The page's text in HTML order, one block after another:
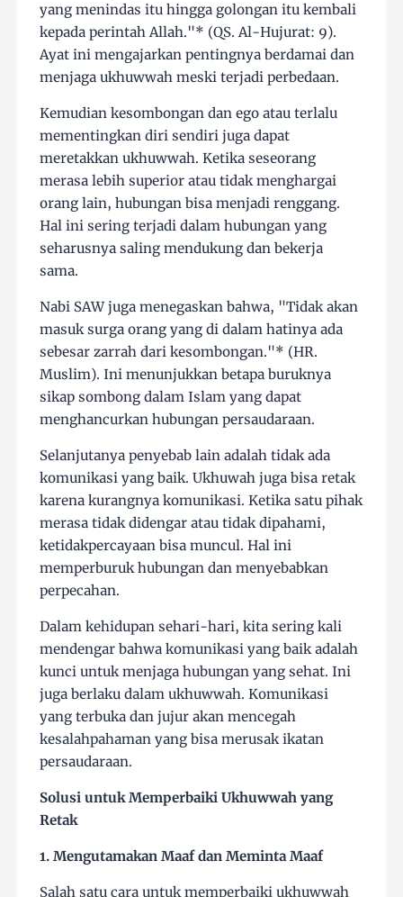
yang menindas itu hingga golongan itu kembali
kepada perintah Allah."* (QS. Al-Hujurat: 9).
Ayat ini mengajarkan pentingnya berdamai dan
menjaga ukhuwwah meski terjadi perbedaan.
Kemudian kesombongan dan ego atau terlalu
mementingkan diri sendiri juga dapat
meretakkan ukhuwwah. Ketika seseorang
merasa lebih superior atau tidak menghargai
orang lain, hubungan bisa menjadi renggang.
Hal ini sering terjadi dalam hubungan yang
seharusnya saling mendukung dan bekerja
sama.
Nabi SAW juga menegaskan bahwa, "Tidak akan
masuk surga orang yang di dalam hatinya ada
sebesar zarrah dari kesombongan."* (HR.
Muslim). Ini menunjukkan betapa buruknya
sikap sombong dalam Islam yang dapat
menghancurkan hubungan persaudaraan.
Selanjutanya penyebab lain adalah tidak ada
komunikasi yang baik. Ukhuwah juga bisa retak
karena kurangnya komunikasi. Ketika satu pihak
merasa tidak didengar atau tidak dipahami,
ketidakpercayaan bisa muncul. Hal ini
memperburuk hubungan dan menyebabkan
perpecahan.
Dalam kehidupan sehari-hari, kita sering kali
mendengar bahwa komunikasi yang baik adalah
kunci untuk menjaga hubungan yang sehat. Ini
juga berlaku dalam ukhuwwah. Komunikasi
yang terbuka dan jujur akan mencegah
kesalahpahaman yang bisa merusak ikatan
persaudaraan.
Solusi untuk Memperbaiki Ukhuwwah yang
Retak
1. Mengutamakan Maaf dan Meminta Maaf
Salah satu cara untuk memperbaiki ukhuwwah